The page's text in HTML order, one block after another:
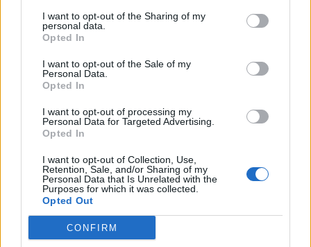
I want to opt-out of the Sharing of my
personal data.
Opted In
I want to opt-out of the Sale of my
Personal Data.
Opted In
I want to opt-out of processing my
Personal Data for Targeted Advertising.
Opted In
I want to opt-out of Collection, Use,
Retention, Sale, and/or Sharing of my
Personal Data that Is Unrelated with the
Purposes for which it was collected.
Opted Out
CONFIRM
modo. Essi inoltre hanno capacità di
mantenere un ambiente interno costante
esterne.
• Gli organismi percepiscono gli stimoli e le
variazioni ambientali (sensibilità) e sono
• Organismi anche molto semplici sono
capaci di spostarsi nell'ambiente
compiendo un movimento autonomo.